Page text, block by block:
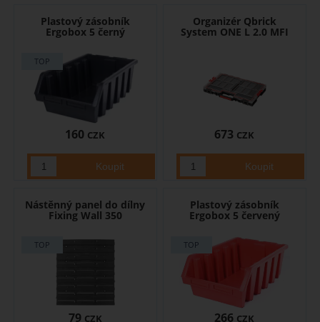
Plastový zásobník
Ergobox 5 černý
160 CZK
Organizér Qbrick
System ONE L 2.0 MFI
673 CZK
Nástěnný panel do dílny
Fixing Wall 350
79 CZK
Plastový zásobník
Ergobox 5 červený
266 CZK